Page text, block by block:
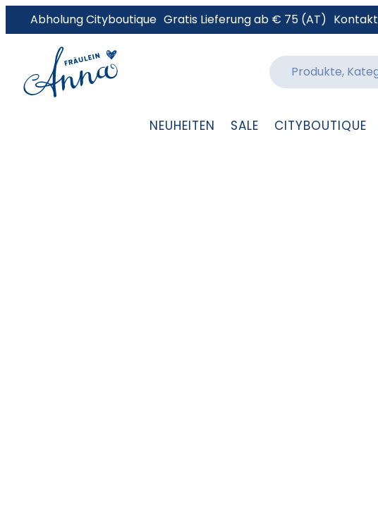
Abholung Cityboutique Gratis Lieferung ab € 75 (AT) Kontakt
NEUHEITEN SALE CITYBOUTIQUE